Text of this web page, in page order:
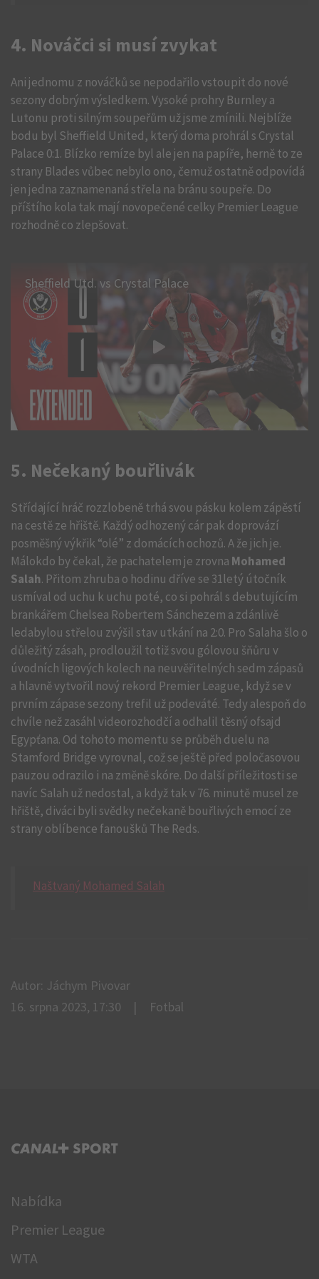
4. Nováčci si musí zvykat
Ani jednomu z nováčků se nepodařilo vstoupit do nové
sezony dobrým výsledkem. Vysoké prohry Burnley a
Lutonu proti silným soupeřům už jsme zmínili. Nejblíže
bodu byl Sheffield United, který doma prohrál s Crystal
Palace 0:1. Blízko remíze byl ale jen na papíře, herně to ze
strany Blades vůbec nebylo ono, čemuž ostatně odpovídá
jen jedna zaznamenaná střela na bránu soupeře. Do
příštího kola tak mají novopečené celky Premier League
rozhodně co zlepšovat.
Sheffield Utd. vs Crystal Palace
5. Nečekaný bouřlivák
Střídající hráč rozzlobeně trhá svou pásku kolem zápěstí
na cestě ze hřiště. Každý odhozený cár pak doprovází
posměšný výkřik “olé” z domácích ochozů. A že jich je.
Málokdo by čekal, že pachatelem je zrovna Mohamed
Salah. Přitom zhruba o hodinu dříve se 31letý útočník
usmíval od uchu k uchu poté, co si pohrál s debutujícím
brankářem Chelsea Robertem Sánchezem a zdánlivě
ledabylou střelou zvýšil stav utkání na 2:0. Pro Salaha šlo o
důležitý zásah, prodloužil totiž svou gólovou šňůru v
úvodních ligových kolech na neuvěřitelných sedm zápasů
a hlavně vytvořil nový rekord Premier League, když se v
prvním zápase sezony trefil už podeváté. Tedy alespoň do
chvíle než zasáhl videorozhodčí a odhalil těsný ofsajd
Egypťana. Od tohoto momentu se průběh duelu na
Stamford Bridge vyrovnal, což se ještě před poločasovou
pauzou odrazilo i na změně skóre. Do další příležitosti se
navíc Salah už nedostal, a když tak v 76. minutě musel ze
hřiště, diváci byli svědky nečekaně bouřlivých emocí ze
strany oblíbence fanoušků The Reds.
Naštvaný Mohamed Salah
Autor: Jáchym Pivovar
16. srpna 2023, 17:30
Fotbal
C+ SPORT
Nabídka
Premier League
WTA